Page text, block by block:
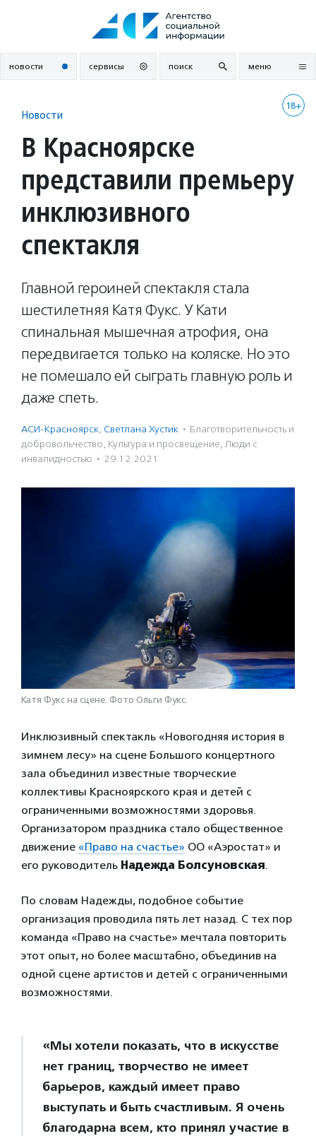
новости сервисы поиск меню
18+
Новости
В Красноярске
представили премьеру
инклюзивного
спектакля
Главной героиней спектакля стала
шестилетняя Катя Фукс. У Кати
спинальная мышечная атрофия, она
передвигается только на коляске. Но это
не помешало ей сыграть главную роль и
даже спеть.
АСИ-Красноярск, Светлана Хустик · Благотвори­тель­ность и
доброволь­чест­во, Культура и просвещение, Люди с
инвалидностью · 29.12.2021
Катя Фукс на сцене. Фото Ольги Фукс.
Инклюзивный спектакль «Новогодняя история в
зимнем лесу» на сцене Большого концертного
зала объединил известные творческие
коллективы Красноярского края и детей с
ограниченными возможностями здоровья.
Организатором праздника стало общественное
движение «Право на счастье» ОО «Аэростат» и
его руководитель Надежда Болсуновская.
По словам Надежды, подобное событие
организация проводила пять лет назад. С тех пор
команда «Право на счастье» мечтала повторить
этот опыт, но более масштабно, объединив на
одной сцене артистов и детей с ограниченными
возможностями.
«Мы хотели показать, что в искусстве
нет границ, творчество не имеет
барьеров, каждый имеет право
выступать и быть счастливым. Я очень
благодарна всем, кто принял участие в